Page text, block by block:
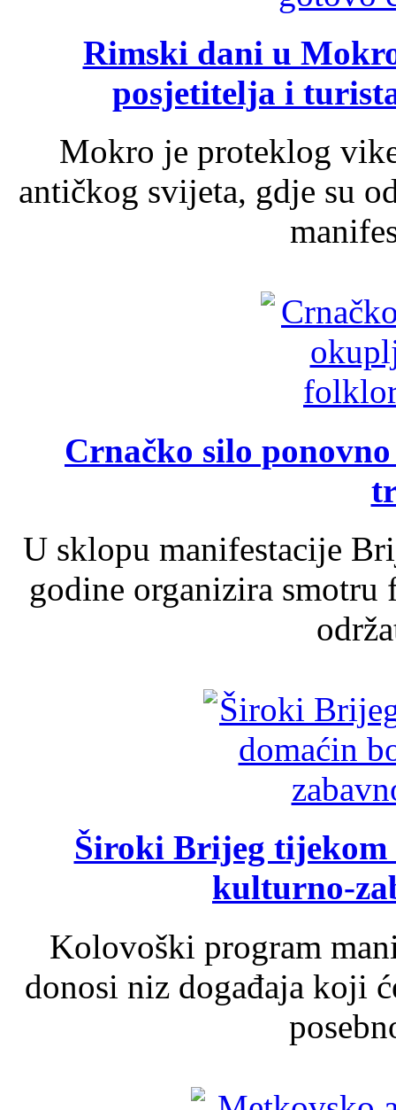
Rimski dani u
posjetitelja i
Mokro je proteklog
antičkog svijeta, gdje su
Crnačko silo
U sklopu manifestacije
godine organizira
Široki Brijeg tijekom
kulturno-
Kolovoški program
donosi niz događaja koji